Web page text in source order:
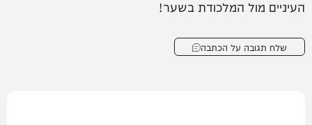
העיניים מול המלכודת בשער!
שלח תגובה על הכתבה